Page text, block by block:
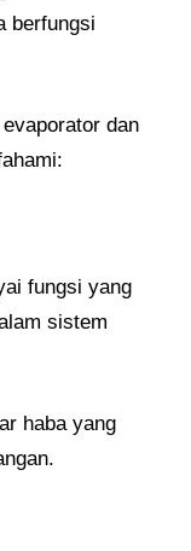
berfungsi
evaporator dan
fungsi yang
sistem
haba yang